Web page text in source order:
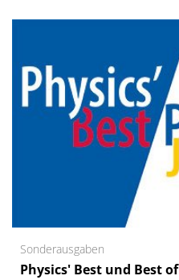
Sonderausgaben
Physics' Best und Best of